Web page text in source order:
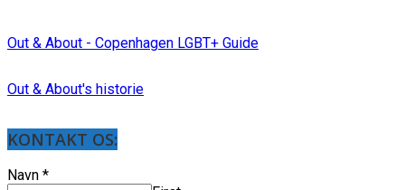
Out & About - Copenhagen LGBT+ Guide
Out & About's historie
KONTAKT OS:
Navn *